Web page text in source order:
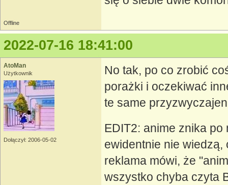
Offline
2022-07-16 18:41:00
AtoMan
Użytkownik
Dołączył: 2006-05-02
No tak, po co zrobić
porażki i oczekiwać
te same
EDIT2: anime znika
ewidentnie nie
reklama mówi, że
wszystko chyba czyta